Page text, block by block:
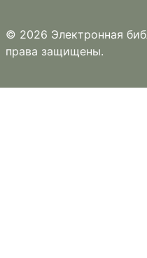
© 2026 Электронная
права защищены.